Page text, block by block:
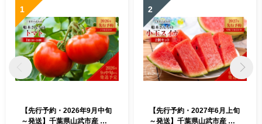
1
【先行予約・2026年9月中旬
～発送】千葉県山武市産 船
2
【先行予約・2027年6月上旬
～発送】千葉県山武市産 船